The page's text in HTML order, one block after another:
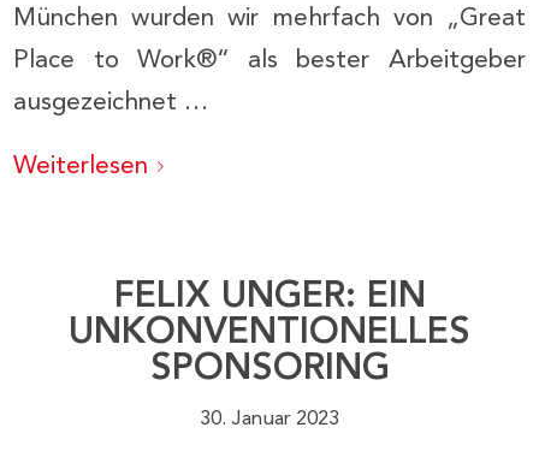
München wurden wir mehrfach von „Great
Place to Work®“ als bester Arbeitgeber
ausgezeichnet …
Weiterlesen
FELIX UNGER: EIN
UNKONVENTIONELLES
SPONSORING
30. Januar 2023